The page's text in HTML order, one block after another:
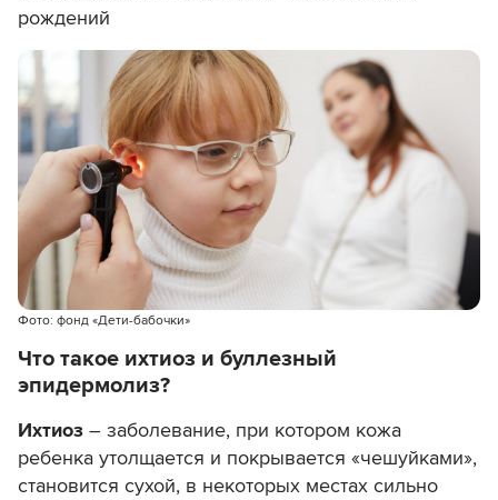
рождений
Фото: фонд «Дети-бабочки»
Что такое ихтиоз и буллезный
эпидермолиз?
Ихтиоз – заболевание, при котором кожа
ребенка утолщается и покрывается «чешуйками»,
становится сухой, в некоторых местах сильно